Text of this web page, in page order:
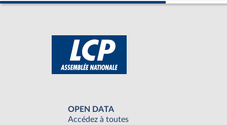
OPEN DATA
Accédez à toutes